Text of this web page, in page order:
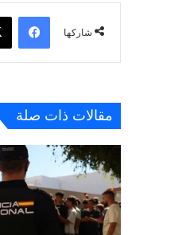
شاركها
فيسبوك
مقالات ذات صلة